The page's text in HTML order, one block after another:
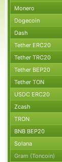
Monero
Dogecoin
Dash
Tether ERC20
Tether TRC20
Tether BEP20
Tether TON
USDC ERC20
Zcash
TRON
BNB BEP20
Solana
Gram (Toncoin)